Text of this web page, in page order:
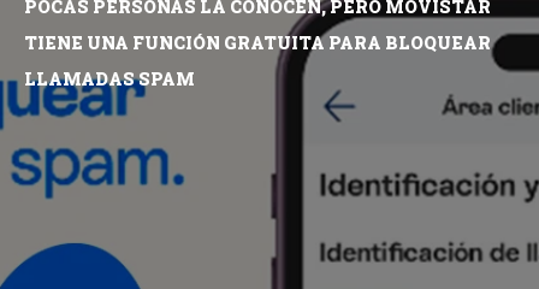
POCAS PERSONAS LA CONOCEN, PERO MOVISTAR
TIENE UNA FUNCIÓN GRATUITA PARA BLOQUEAR
LLAMADAS SPAM